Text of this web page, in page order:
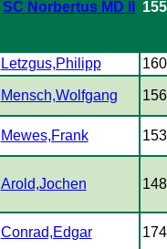
SC Norbertus MD II
Letzgus,Philipp
Mensch,Wolfgang
Mewes,Frank
Arold,Jochen
Conrad,Edgar